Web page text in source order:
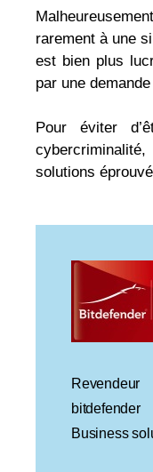
rarement à une
est bien plus
par une
Pour éviter
solutions
Business